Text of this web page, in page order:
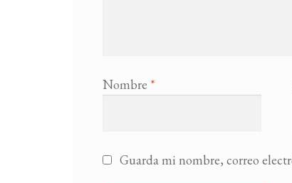
Nombre *
Guarda mi nombre, correo